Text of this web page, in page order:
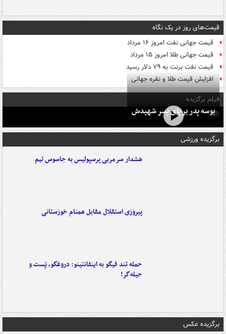
قیمت‌های روز در یک نگاه
قیمت جهانی نفت امروز ۱۶ مرداد
قیمت جهانی طلا امروز ۱۵ مرداد
قیمت نفت برنت به ۷۹ دلار رسید
افزایش قیمت طلا و نقره جهانی
فیلم برگزیده
بوسه‌ پدر بر پای پسر شهیدش
برگزیده ورزشی
هشدار سرمربی پرسپولیس به جاسوس تیم
پیروزی استقلال مقابل همنام خوزستانی
حمله تند فیگو به اینفانتینو: دروغگو، پَست‌ و
حیله‌گر!
برگزیده عکس